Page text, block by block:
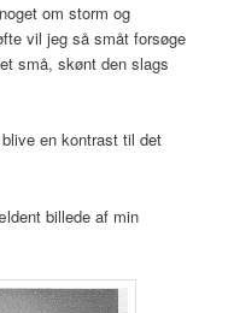
om storm og
vil jeg så småt forsøge
små, skønt den slags
en kontrast til det
billede af min